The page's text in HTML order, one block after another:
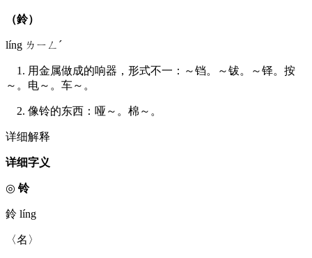
（鈴）
líng ㄌㄧㄥˊ
1. 用金属做成的响器，形式不一：～铛。～钹。～铎。按
～。电～。车～。
2. 像铃的东西：哑～。棉～。
详细解释
详细字义
◎ 铃
鈴 líng
〈名〉